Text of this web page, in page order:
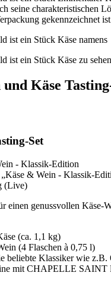
Käse
Set
„Käse & Wein - Klassik-
(Live)
einen genussvollen Käse-
(ca. 1,1 kg)
(4 Flaschen à 0,75 l)
beliebte Klassiker wie
mit CHAPELLE SAINT